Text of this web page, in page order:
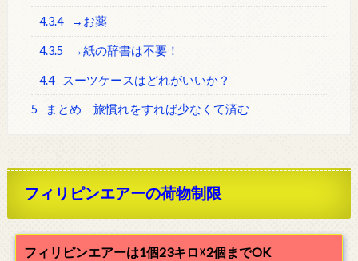
4.3.4 →お薬
4.3.5 →紙の辞書は不要！
4.4 スーツケースはどれがいいか？
5 まとめ 旅慣れをすれば少なくて済む
フィリピンエアーの荷物制限
フィリピンエアーは1個23キロ☓2個までOK